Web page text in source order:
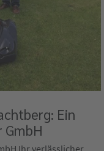
Ein
Ihr verlässlicher